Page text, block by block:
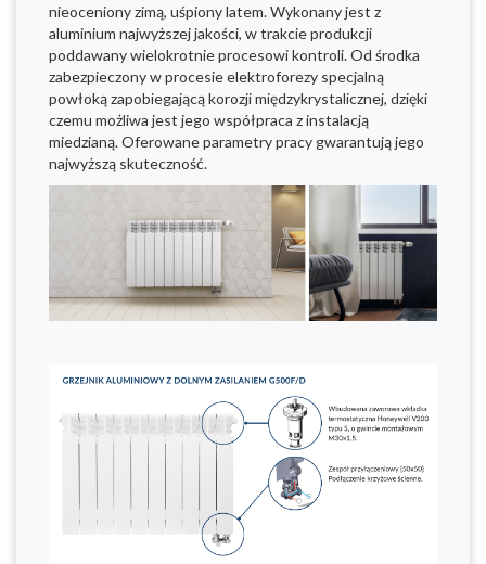
nieoceniony zimą, uśpiony latem. Wykonany jest z
aluminium najwyższej jakości, w trakcie produkcji
poddawany wielokrotnie procesowi kontroli. Od środka
zabezpieczony w procesie elektroforezy specjalną
powłoką zapobiegającą korozji międzykrystalicznej, dzięki
czemu możliwa jest jego współpraca z instalacją
miedzianą. Oferowane parametry pracy gwarantują jego
najwyższą skuteczność.